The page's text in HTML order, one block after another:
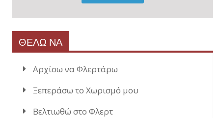
ΘΕΛΩ ΝΑ
Αρχίσω να Φλερτάρω
Ξεπεράσω το Χωρισμό μου
Βελτιωθώ στο Φλερτ